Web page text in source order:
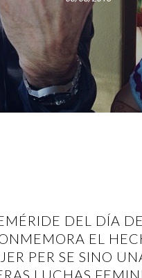
DEL DÍA
EL
PER SE SINO
LUCHAS